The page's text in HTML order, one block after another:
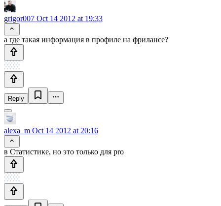
grigor007 Oct 14 2012 at 19:33
а где такая информация в профиле на фрилансе?
Reply
alexa_m Oct 14 2012 at 20:16
в Статистике, но это только для pro